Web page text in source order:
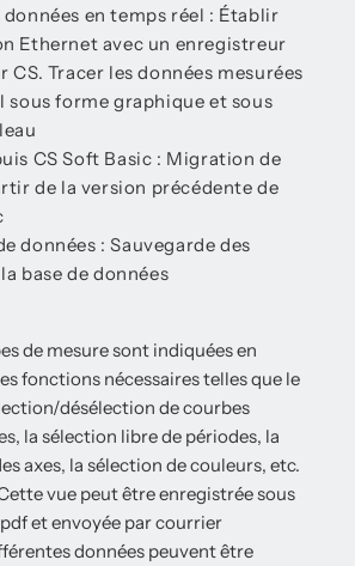
en temps réel : Établir
Ethernet avec un enregistreur
CS. Tracer les données mesurées
sous forme graphique et sous
CS Soft Basic : Migration de
de la version précédente de
données : Sauvegarde des
base de données
de mesure sont indiquées en
fonctions nécessaires telles que le
désélection de courbes
la sélection libre de périodes, la
axes, la sélection de couleurs, etc.
vue peut être enregistrée sous
et envoyée par courrier
données peuvent être